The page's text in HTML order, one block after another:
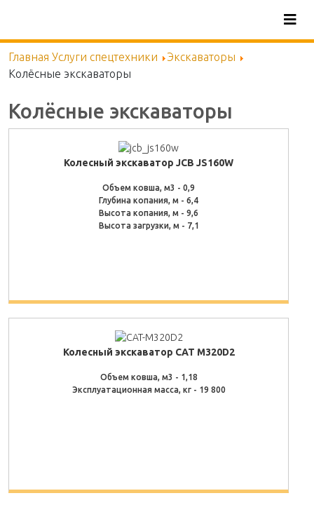
main
content
Главная Услуги спецтехники
Экскаваторы
Колёсные экскаваторы
Колёсные экскаваторы
Колесный экскаватор JCB JS160W
Объем ковша, м3 - 0,9
Глубина копания, м - 6,4
Высота копания, м - 9,6
Высота загрузки, м - 7,1
Колесный экскаватор CAT M320D2
Объем ковша, м3 - 1,18
Эксплуатационная масса, кг - 19 800